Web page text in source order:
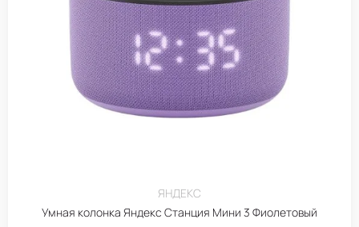
ЯНДЕКС
Умная колонка Яндекс Станция Мини 3 Фиолетовый